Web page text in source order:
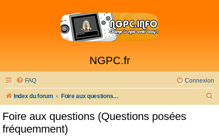
NGPC.fr
FAQ Connexion
Index du forum Foire aux questions (Questions posées fréquemment)
Foire aux questions (Questions posées
fréquemment)